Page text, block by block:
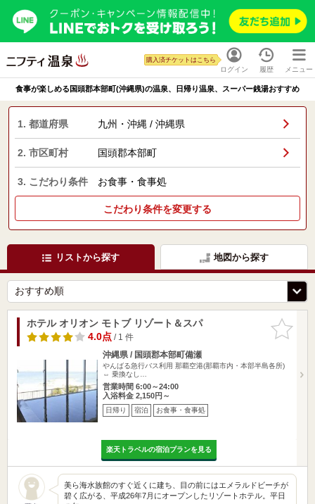
ログイン
購入済チケットはこちら
履歴 メニュー
食事が楽しめる国頭郡本部町(沖縄県)の温泉、日帰り温泉、スーパー銭湯おすすめ
1. 都道府県 九州・沖縄 / 沖縄県
2. 市区町村 国頭郡本部町
3. こだわり条件 お食事・食事処
こだわり条件を変更する
リストから探す 地図から探す
お気に入
りに追加
ホテル オリオン モトブ リゾート＆スパ
4.0点/ 1 件
沖縄県 / 国頭郡本部町備瀬
やんばる急行バス利用 那覇空港(那覇市内・本部半島各所)
⇔ 乗換なし…
営業時間 6:00～24:00
入浴料金 2,150円～
日帰り 宿泊 お食事・食事処
楽天トラベルの宿泊プランを見る
美ら海水族館のすぐ近くに建ち、目の前にはエメラルドビーチが
碧く広がる、平成26年7月にオープンしたリゾートホテル。平日